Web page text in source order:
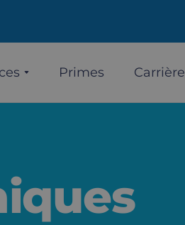
Primes Carrière